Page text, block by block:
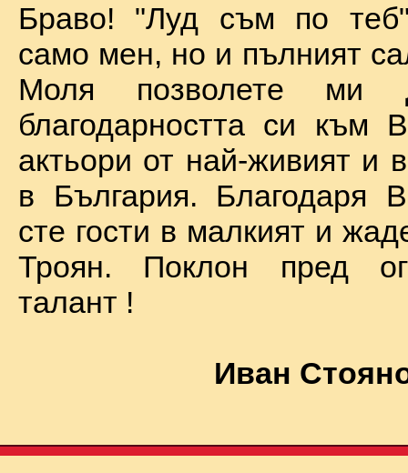
Браво! "Луд съм по
само мен, но и пълният
Моля позволете ми
благодарността си към
актьори от най-живият и
в България. Благодаря
сте гости в малкият и
Троян. Поклон пред
талант !
Иван